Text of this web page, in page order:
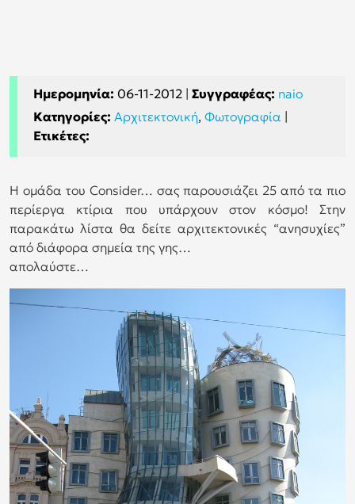
Ημερομηνία: 06-11-2012 | Συγγραφέας: naio
Κατηγορίες: Αρχιτεκτονική, Φωτογραφία |
Ετικέτες:
Η ομάδα του Consider… σας παρουσιάζει 25 από τα πιο
περίεργα κτίρια που υπάρχουν στον κόσμο! Στην
παρακάτω λίστα θα δείτε αρχιτεκτονικές “ανησυχίες”
από διάφορα σημεία της γης…
απολαύστε…